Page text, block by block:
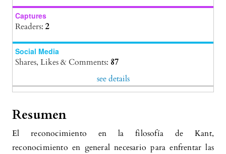
Captures
Readers: 2
Social Media
Shares, Likes & Comments: 87
see details
Resumen
El reconocimiento en la filosofía de Kant,
reconocimiento en general necesario para enfrentar las